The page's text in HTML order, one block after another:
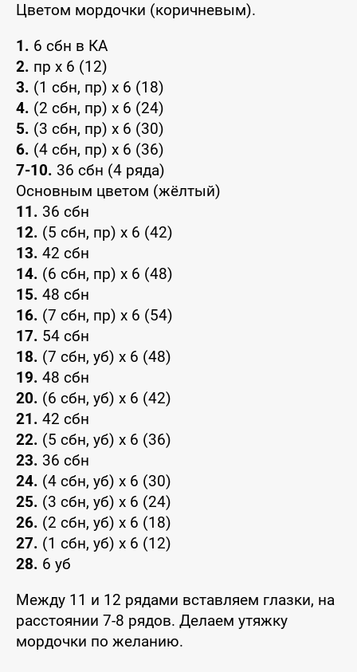
Цветом мордочки (коричневым).
1. 6 сбн в КА
2. пр х 6 (12)
3. (1 сбн, пр) х 6 (18)
4. (2 сбн, пр) х 6 (24)
5. (3 сбн, пр) х 6 (30)
6. (4 сбн, пр) х 6 (36)
7-10. 36 сбн (4 ряда)
Основным цветом (жёлтый)
11. 36 сбн
12. (5 сбн, пр) х 6 (42)
13. 42 сбн
14. (6 сбн, пр) х 6 (48)
15. 48 сбн
16. (7 сбн, пр) х 6 (54)
17. 54 сбн
18. (7 сбн, уб) х 6 (48)
19. 48 сбн
20. (6 сбн, уб) х 6 (42)
21. 42 сбн
22. (5 сбн, уб) х 6 (36)
23. 36 сбн
24. (4 сбн, уб) х 6 (30)
25. (3 сбн, уб) х 6 (24)
26. (2 сбн, уб) х 6 (18)
27. (1 сбн, уб) х 6 (12)
28. 6 уб
Между 11 и 12 рядами вставляем глазки, на
расстоянии 7-8 рядов. Делаем утяжку
мордочки по желанию.